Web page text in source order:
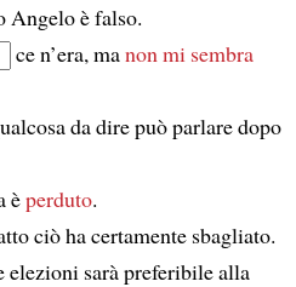
Angelo è falso.
ce n’era, manon mi sembra
da dire può parlare dopo
èperduto.
ciò ha certamente sbagliato.
elezioni sarà preferibile alla